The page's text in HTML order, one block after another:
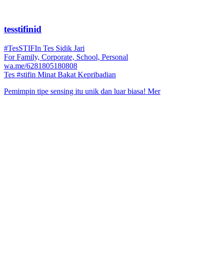
tesstifinid
#TesSTIFIn Tes Sidik Jari
For Family, Corporate, School, Personal
wa.me/6281805180808
Tes #stifin Minat Bakat Kepribadian
Pemimpin tipe sensing itu unik dan luar biasa! Mer